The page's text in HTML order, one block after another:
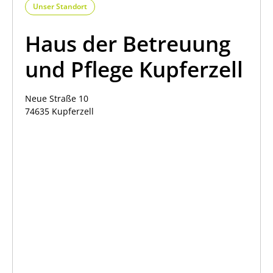
Unser Standort
Haus der Betreuung
und Pflege Kupferzell
Neue Straße 10
74635 Kupferzell